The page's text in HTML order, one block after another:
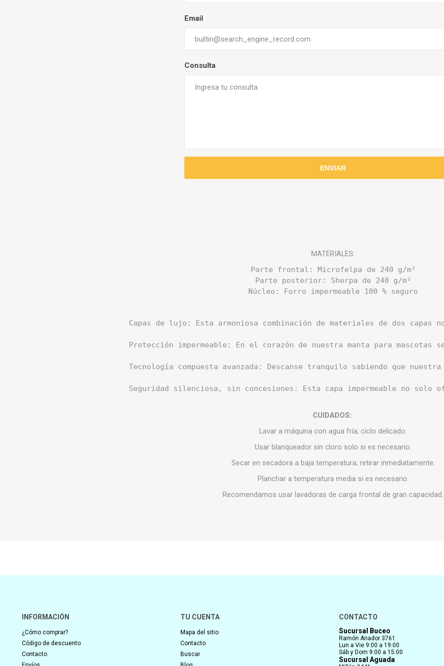
Email
Consulta
MATERIALES:
Parte frontal: Microfelpa de 240 g/m²
Parte posterior: Sherpa de 240 g/m²
Núcleo: Forro impermeable 100 % seguro
Capas de lujo: Esta armoniosa combinación de materiales de dos
Protección impermeable: En el corazón de nuestra manta para
Tecnología compuesta avanzada: Descanse tranquilo sabiendo que
Seguridad silenciosa, sin concesiones: Esta capa impermeable no
CUIDADOS:
Lavar a máquina con agua fría; ciclo delicado.
Usar blanqueador sin cloro solo si es necesario.
Secar en secadora a baja temperatura; retirar inmediatamente.
Planchar a temperatura media si es necesario.
Recomendamos usar lavadoras de carga frontal de gran capacidad.
INFORMACIÓN
¿Cómo comprar?
Código de descuento
Contacto
TU CUENTA
Mapa del sitio
Contacto
Buscar
CONTACTO
Sucursal Buceo
Ramón Anador 3761
Lun a Vie 9:00 a 19:00
Sáb y Dom 9:00 a 15:00
Sucursal Aguada